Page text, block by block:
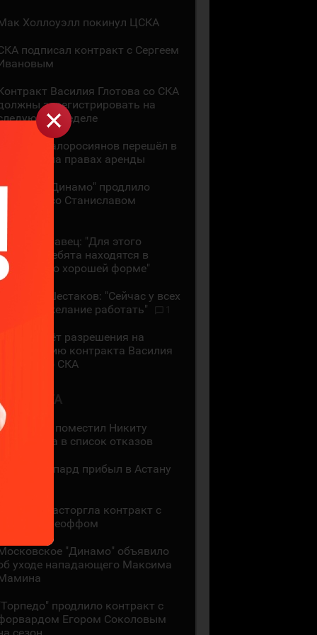
Холлоуэлл покинул ЦСКА
подписал контракт с Сергеем
Василия Глотова со СКА
зарегистрировать на
неделе
Даниил Малоросиянов перешёл в
"Шанхай" на правах аренды
"Динамо" продлило
контракт со Станиславом
Михаил Кравец: "Для этого
ребята находятся в
достаточно хорошей форме"
Аркадий Шестаков: "Сейчас у всех
большое желание работать"
КХЛ не даёт разрешения на
регистрацию контракта Василия
Глотова со СКА
АВГУСТА
поместил Никиту
Сошникова в список отказов
Хантер Шепард прибыл в Астану
"Сибирь" расторгла контракт с
Энди Андреоффом
"Динамо" объявило
уходе нападающего Максима
продлило контракт с
Егором Соколовым